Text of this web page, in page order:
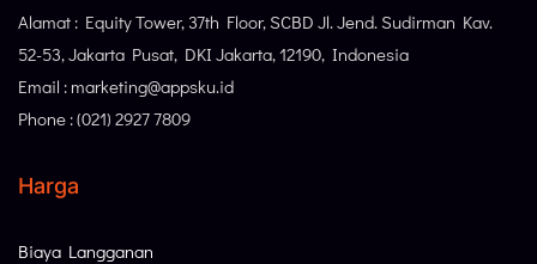
Alamat : Equity Tower, 37th Floor, SCBD Jl. Jend. Sudirman Kav.
52-53, Jakarta Pusat, DKI Jakarta, 12190, Indonesia
Email : marketing@appsku.id
Phone : (021) 2927 7809
Harga
Biaya Langganan